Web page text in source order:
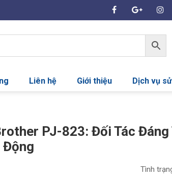
Liên hệ Giới thiệu Dịch vụ
PJ-823: Đối Tác Đáng
Động
Tình